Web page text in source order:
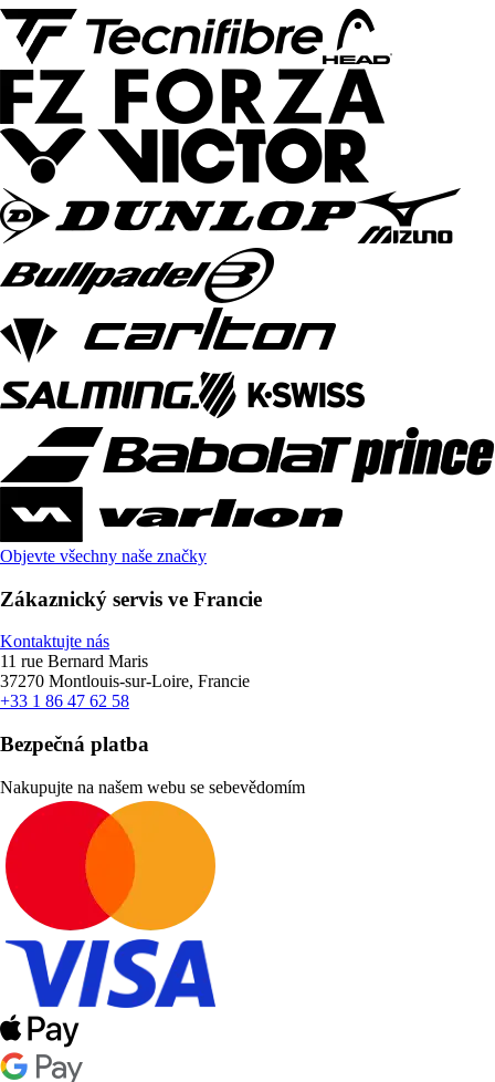
Objevte všechny naše značky
Zákaznický servis ve Francie
Kontaktujte nás
11 rue Bernard Maris
37270 Montlouis-sur-Loire, Francie
+33 1 86 47 62 58
Bezpečná platba
Nakupujte na našem webu se sebevědomím